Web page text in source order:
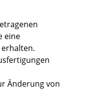
eine
Änderung von